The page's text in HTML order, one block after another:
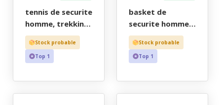
tennis de securite
homme, trekking
noir ultra-souple
et adherent, bout
recouvert - ce en
40/45 - "jaep"
Stock probable
Top 1
basket de
securite homme,
trekking noir
ultra-souple et
adherent, bout
iso 20345 s3 src -
40/45 - "jaep"
Stock probable
Top 1